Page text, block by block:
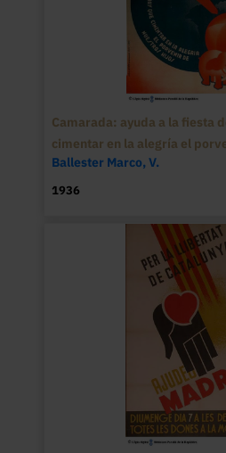
Camarada: ayuda a la fiesta
cimentar en la alegría el
Ballester Marco, V.
1936